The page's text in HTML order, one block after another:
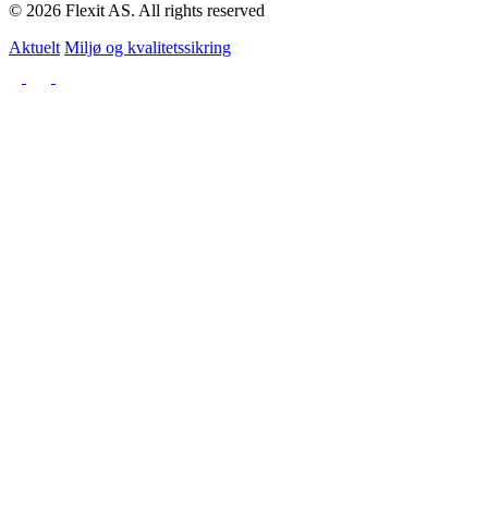
© 2026 Flexit AS. All rights reserved
Aktuelt Miljø og kvalitetssikring